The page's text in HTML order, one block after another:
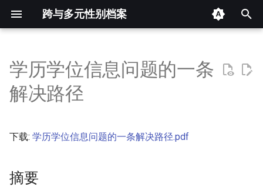
跨与多元性别档案
入
以
开
摘要
正文
学历学位信息问题的一条
解决路径
下载: 学历学位信息问题的一条解决路径.pdf
摘要